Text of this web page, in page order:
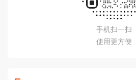
手机扫一扫
使用更方便